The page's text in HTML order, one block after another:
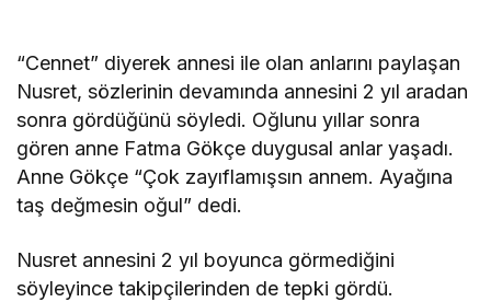
“Cennet” diyerek annesi ile olan anlarını paylaşan
Nusret, sözlerinin devamında annesini 2 yıl aradan
sonra gördüğünü söyledi. Oğlunu yıllar sonra
gören anne Fatma Gökçe duygusal anlar yaşadı.
Anne Gökçe “Çok zayıflamışsın annem. Ayağına
taş değmesin oğul” dedi.
Nusret annesini 2 yıl boyunca görmediğini
söyleyince takipçilerinden de tepki gördü.